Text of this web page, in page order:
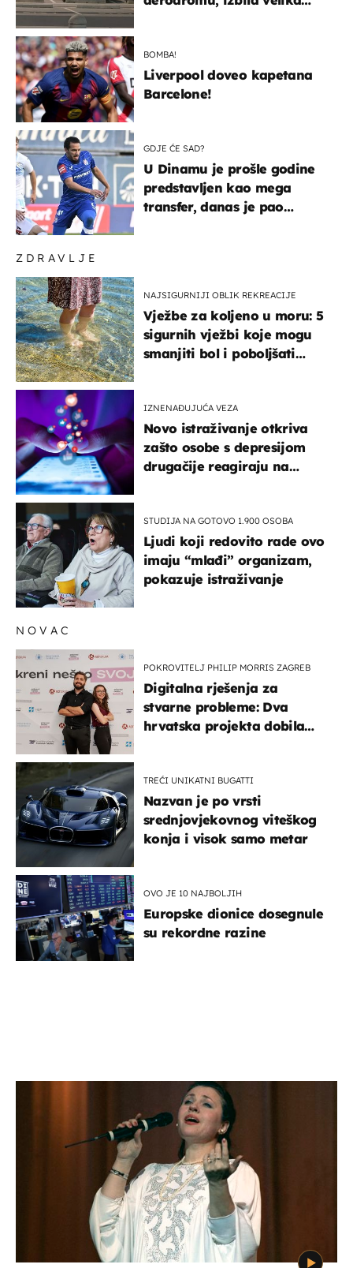
ZDRAVLJE
NAJSIGURNIJI OBLIK REKREACIJE
Vježbe za koljeno u moru: 5
sigurnih vježbi koje mogu
smanjiti bol i poboljšati
IZNENAĐUJUĆA VEZA
Novo istraživanje otkriva
zašto osobe s depresijom
drugačije reagiraju na
STUDIJA NA GOTOVO 1.900 OSOBA
Ljudi koji redovito rade ovo
imaju “mlađi” organizam,
pokazuje istraživanje
BOMBA!
Liverpool doveo kapetana
Barcelone!
GDJE ĆE SAD?
U Dinamu je prošle godine
predstavljen kao mega
transfer, danas je pao
NOVAC
POKROVITELJ PHILIP MORRIS ZAGREB
Digitalna rješenja za
stvarne probleme: Dva
hrvatska projekta dobila
TREĆI UNIKATNI BUGATTI
Nazvan je po vrsti
srednjovjekovnog viteškog
konja i visok samo metar
OVO JE 10 NAJBOLJIH
Europske dionice dosegnule
su rekordne razine